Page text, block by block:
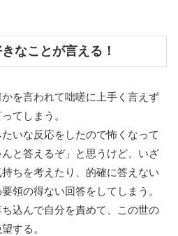
なことが言える！
を言われて咄嗟に上手く言えず
てしまう。
いな反応をしたので怖くなって
と答えるぞ」と思うけど、いざ
ちを考えたり、的確に答えない
領の得ない回答をしてしまう。
込んで自分を責めて、この世の
する。